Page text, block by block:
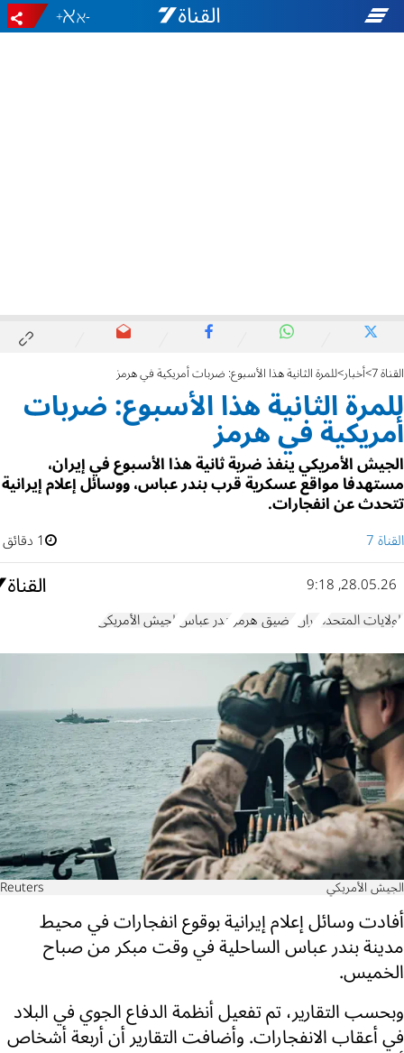
-
+
القناة 7 أخبار للمرة الثانية هذا الأسبوع: ضربات أمريكية في هرمز
للمرة الثانية هذا الأسبوع: ضربات
أمريكية في هرمز
الجيش الأمريكي ينفذ ضربة ثانية هذا الأسبوع في إيران،
مستهدفا مواقع عسكرية قرب بندر عباس، ووسائل إعلام إيرانية
تتحدث عن انفجارات.
القناة 7
1 دقائق
28.05.26, 9:18
الولايات المتحدة إيران مضيق هرمزبندر عباسالجيش الأمريكي
الجيش الأمريكي Reuters
أفادت وسائل إعلام إيرانية بوقوع انفجارات في محيط
مدينة بندر عباس الساحلية في وقت مبكر من صباح
الخميس.
وبحسب التقارير، تم تفعيل أنظمة الدفاع الجوي في البلاد
في أعقاب الانفجارات. وأضافت التقارير أن أربعة أشخاص